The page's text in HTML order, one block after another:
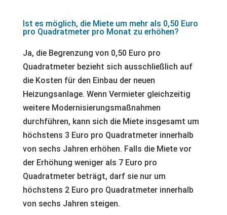
Ist es möglich, die Miete um mehr als 0,50 Euro
pro Quadratmeter pro Monat zu erhöhen?
Ja, die Begrenzung von 0,50 Euro pro
Quadratmeter bezieht sich ausschließlich auf
die Kosten für den Einbau der neuen
Heizungsanlage. Wenn Vermieter gleichzeitig
weitere Modernisierungsmaßnahmen
durchführen, kann sich die Miete insgesamt um
höchstens 3 Euro pro Quadratmeter innerhalb
von sechs Jahren erhöhen. Falls die Miete vor
der Erhöhung weniger als 7 Euro pro
Quadratmeter beträgt, darf sie nur um
höchstens 2 Euro pro Quadratmeter innerhalb
von sechs Jahren steigen.